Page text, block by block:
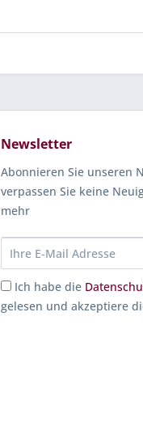
Newsletter
Abonnieren Sie unseren
verpassen Sie keine
mehr
Ich habe die
gelesen und akzeptiere